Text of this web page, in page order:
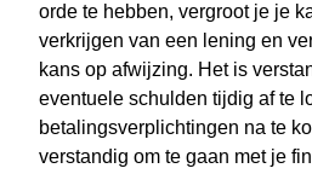
orde te hebben, vergroot je je
verkrijgen van een lening en
kans op afwijzing. Het is
eventuele schulden tijdig af te
betalingsverplichtingen na te
verstandig om te gaan met je